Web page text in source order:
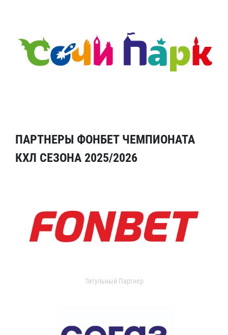
ПАРТНЕРЫ ФОНБЕТ ЧЕМПИОНАТА
КХЛ СЕЗОНА 2025/2026
Титульный Партнер